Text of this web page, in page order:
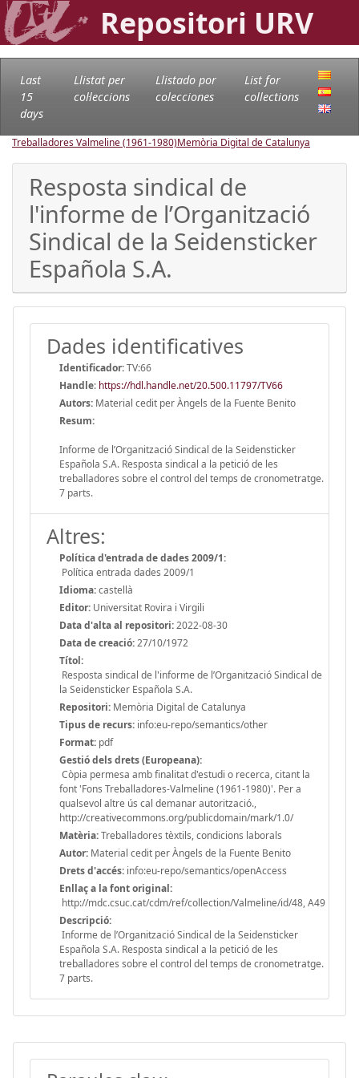
Repositori URV
Last
15
days
Llistat per
col·leccions
Llistado por
colecciones
List for
collections
Treballadores Valmeline (1961-1980)Memòria Digital de Catalunya
Resposta sindical de
l'informe de l’Organització
Sindical de la Seidensticker
Española S.A.
Dades identificatives
Identificador:TV:66
Handle: https://hdl.handle.net/20.500.11797/TV66
Autors: Material cedit per Àngels de la Fuente Benito
Resum:
Informe de l’Organització Sindical de la Seidensticker
Española S.A. Resposta sindical a la petició de les
treballadores sobre el control del temps de cronometratge.
7 parts.
Altres:
Política d'entrada de dades 2009/1:
Política entrada dades 2009/1
Idioma:castellà
Editor: Universitat Rovira i Virgili
Data d'alta al repositori:2022-08-30
Data de creació:27/10/1972
Títol:
Resposta sindical de l'informe de l’Organització Sindical de
la Seidensticker Española S.A.
Repositori: Memòria Digital de Catalunya
Tipus de recurs: info:eu-repo/semantics/other
Format: pdf
Gestió dels drets (Europeana):
Còpia permesa amb finalitat d'estudi o recerca, citant la
font 'Fons Treballadores-Valmeline (1961-1980)'. Per a
qualsevol altre ús cal demanar autorització.,
http://creativecommons.org/publicdomain/mark/1.0/
Matèria:Treballadores tèxtils, condicions laborals
Autor: Material cedit per Àngels de la Fuente Benito
Drets d'accés: info:eu-repo/semantics/openAccess
Enllaç a la font original:
http://mdc.csuc.cat/cdm/ref/collection/Valmeline/id/48, A49
Descripció:
Informe de l’Organització Sindical de la Seidensticker
Española S.A. Resposta sindical a la petició de les
treballadores sobre el control del temps de cronometratge.
7 parts.